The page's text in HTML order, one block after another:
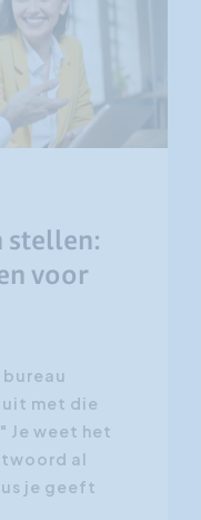
stellen:
voor
uit met die
Je weet het
al
je geeft